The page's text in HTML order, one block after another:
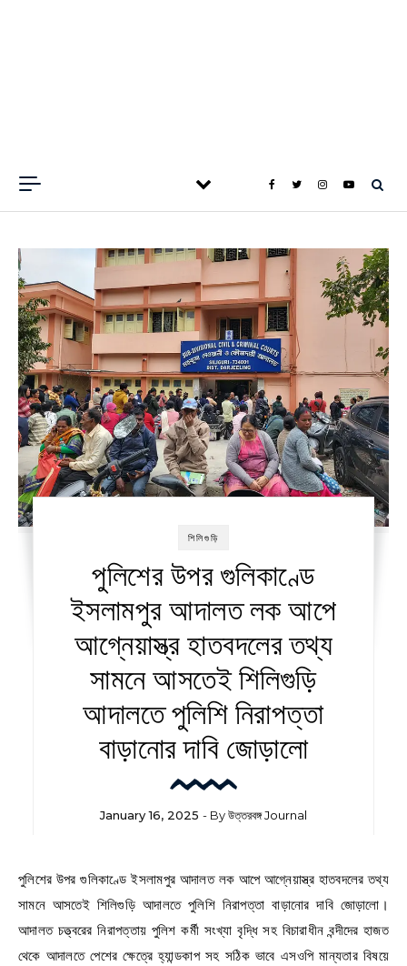
শিলিগুড়ি
পুলিশের উপর গুলিকাণ্ডে
ইসলামপুর আদালত লক আপে
আগ্নেয়াস্ত্র হাতবদলের তথ্য
সামনে আসতেই শিলিগুড়ি
আদালতে পুলিশি নিরাপত্তা
বাড়ানোর দাবি জোড়ালো
January 16, 2025 - Byউত্তরবঙ্গ Journal
পুলিশের উপর গুলিকাণ্ডে ইসলামপুর আদালত লক আপে আগ্নেয়াস্ত্র হাতবদলের তথ্য
সামনে আসতেই শিলিগুড়ি আদালতে পুলিশি নিরাপত্তা বাড়ানোর দাবি জোড়ালো।
আদালত চত্ত্বরের নিরাপত্তায় পুলিশ কর্মী সংখ্যা বৃদ্ধি সহ বিচারাধীন বন্দীদের হাজত
থেকে আদালতে পেশের ক্ষেত্রে হ্যান্ডকাপ সহ সঠিক ভাবে এসওপি মান্যতার বিষয়ে